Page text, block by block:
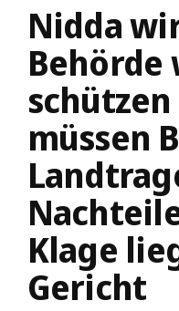
Nidda
Behörde
müssen
Klage
Gericht